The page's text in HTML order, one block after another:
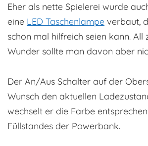
Eher als nette Spielerei wurde
eine LED Taschenlampe verbaut,
schon mal hilfreich seien kann. All
Wunder sollte man davon aber
Der An/Aus Schalter auf der
Wunsch den aktuellen
wechselt er die Farbe
Füllstandes der Powerbank.